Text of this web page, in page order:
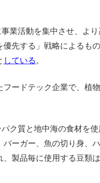
業活動を集中させ、よ
先する」戦略によるもの
している 。
ードテック企業で、植
ク質と地中海の食材を
ーガー、魚の切り身、
製品毎に使用する豆類